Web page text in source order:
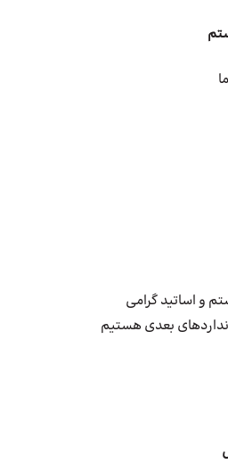
و اساتید گرامی
بعدی هستیم